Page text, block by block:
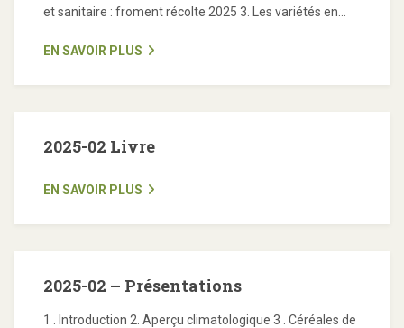
et sanitaire : froment récolte 2025 3. Les variétés en...
EN SAVOIR PLUS
2025-02 Livre
EN SAVOIR PLUS
2025-02 – Présentations
1 . Introduction 2. Aperçu climatologique 3 . Céréales de